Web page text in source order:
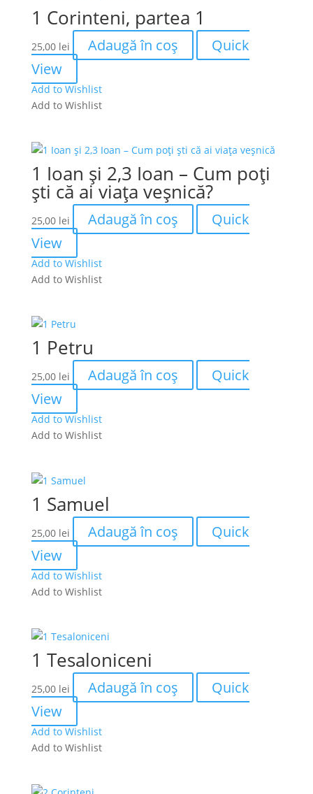
1 Corinteni, partea 1
25,00 lei Adaugă în coș
Quick
View
Add to Wishlist
Add to Wishlist
1 Ioan și 2,3 Ioan – Cum poți
ști că ai viața veșnică?
25,00 lei Adaugă în coș
Quick
View
Add to Wishlist
Add to Wishlist
1 Petru
25,00 lei Adaugă în coș
Quick
View
Add to Wishlist
Add to Wishlist
1 Samuel
25,00 lei Adaugă în coș
Quick
View
Add to Wishlist
Add to Wishlist
1 Tesaloniceni
25,00 lei Adaugă în coș
Quick
View
Add to Wishlist
Add to Wishlist